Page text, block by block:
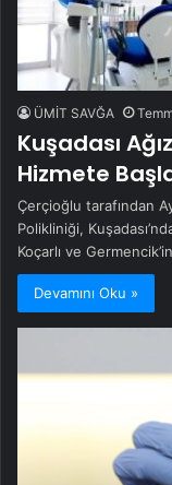
ÜMİT SAVĞA
Kuşadası
Hizmete
Çerçioğlu tarafından
Polikliniği,
Koçarlı ve
Devamını Oku »